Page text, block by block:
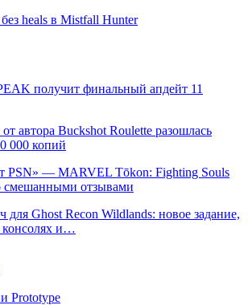
heals в Mistfall Hunter
получит финальный апдейт 11
автора Buckshot Roulette разошлась
000 копий
PSN» — MARVEL Tōkon: Fighting Souls
смешанными отзывами
Ghost Recon Wildlands: новое задание,
консолях и…
Prototype